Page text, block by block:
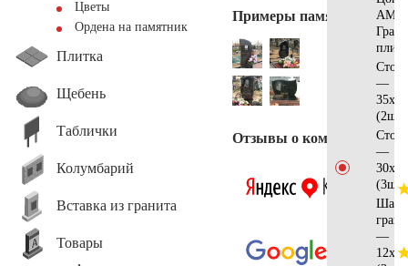
Цветы
Ордена на памятник
Плитка
Щебень
Таблички
Колумбарий
Вставка из гранита
Товары
Примеры памятников
Отзывы о компании
—
(2шт)
—
(3шт)
Шар
—